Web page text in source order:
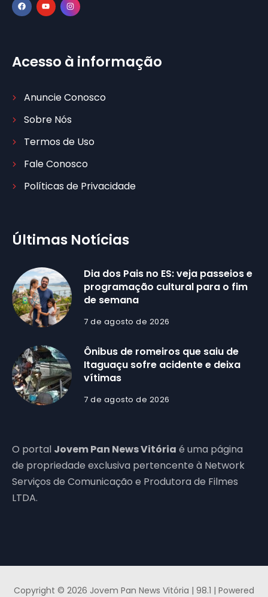
Acesso à informação
Anuncie Conosco
Sobre Nós
Termos de Uso
Fale Conosco
Políticas de Privacidade
Últimas Notícias
Dia dos Pais no ES: veja passeios e
programação cultural para o fim
de semana
7 de agosto de 2026
Ônibus de romeiros que saiu de
Itaguaçu sofre acidente e deixa
vítimas
7 de agosto de 2026
O portal Jovem Pan News Vitória é uma página
de propriedade exclusiva pertencente à Network
Serviços de Comunicação e Produtora de Filmes
LTDA.
Copyright © 2026 Jovem Pan News Vitória | 98.1 | Powered